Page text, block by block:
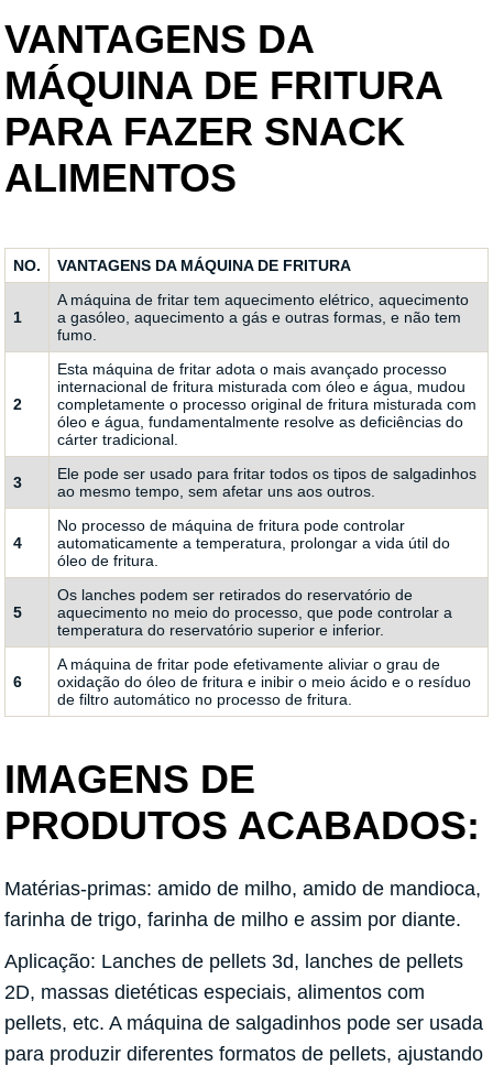
VANTAGENS DA
MÁQUINA DE FRITURA
PARA FAZER SNACK
ALIMENTOS
NO. VANTAGENS DA MÁQUINA DE FRITURA
1
A máquina de fritar tem aquecimento elétrico, aquecimento
a gasóleo, aquecimento a gás e outras formas, e não tem
fumo.
2
Esta máquina de fritar adota o mais avançado processo
internacional de fritura misturada com óleo e água, mudou
completamente o processo original de fritura misturada com
óleo e água, fundamentalmente resolve as deficiências do
cárter tradicional.
3
Ele pode ser usado para fritar todos os tipos de salgadinhos
ao mesmo tempo, sem afetar uns aos outros.
4
No processo de máquina de fritura pode controlar
automaticamente a temperatura, prolongar a vida útil do
óleo de fritura.
5
Os lanches podem ser retirados do reservatório de
aquecimento no meio do processo, que pode controlar a
temperatura do reservatório superior e inferior.
6
A máquina de fritar pode efetivamente aliviar o grau de
oxidação do óleo de fritura e inibir o meio ácido e o resíduo
de filtro automático no processo de fritura.
IMAGENS DE
PRODUTOS ACABADOS:
Matérias-primas: amido de milho, amido de mandioca,
farinha de trigo, farinha de milho e assim por diante.
Aplicação: Lanches de pellets 3d, lanches de pellets
2D, massas dietéticas especiais, alimentos com
pellets, etc. A máquina de salgadinhos pode ser usada
para produzir diferentes formatos de pellets, ajustando